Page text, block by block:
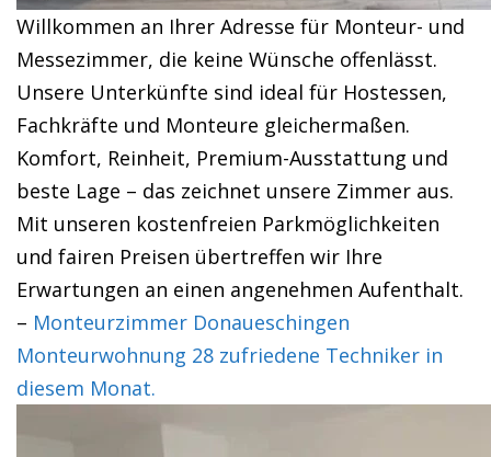
Willkommen an Ihrer Adresse für Monteur- und
Messezimmer, die keine Wünsche offenlässt.
Unsere Unterkünfte sind ideal für Hostessen,
Fachkräfte und Monteure gleichermaßen.
Komfort, Reinheit, Premium-Ausstattung und
beste Lage – das zeichnet unsere Zimmer aus.
Mit unseren kostenfreien Parkmöglichkeiten
und fairen Preisen übertreffen wir Ihre
Erwartungen an einen angenehmen Aufenthalt.
– Monteurzimmer Donaueschingen
Monteurwohnung 28 zufriedene Techniker in
diesem Monat.